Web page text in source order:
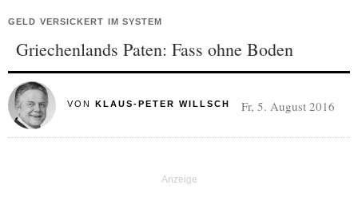
GELD VERSICKERT IM SYSTEM
Griechenlands Paten: Fass ohne Boden
VON KLAUS-PETER WILLSCH Fr, 5. August 2016